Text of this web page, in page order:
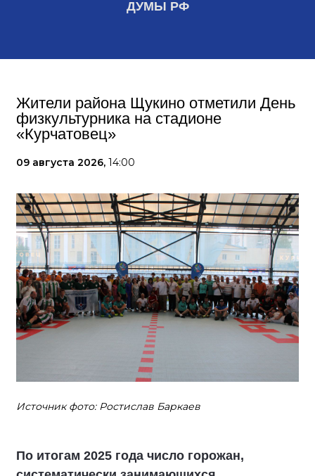
ДУМЫ РФ
Жители района Щукино отметили День
физкультурника на стадионе
«Курчатовец»
09 августа 2026, 14:00
Источник фото: Ростислав Баркаев
По итогам 2025 года число горожан,